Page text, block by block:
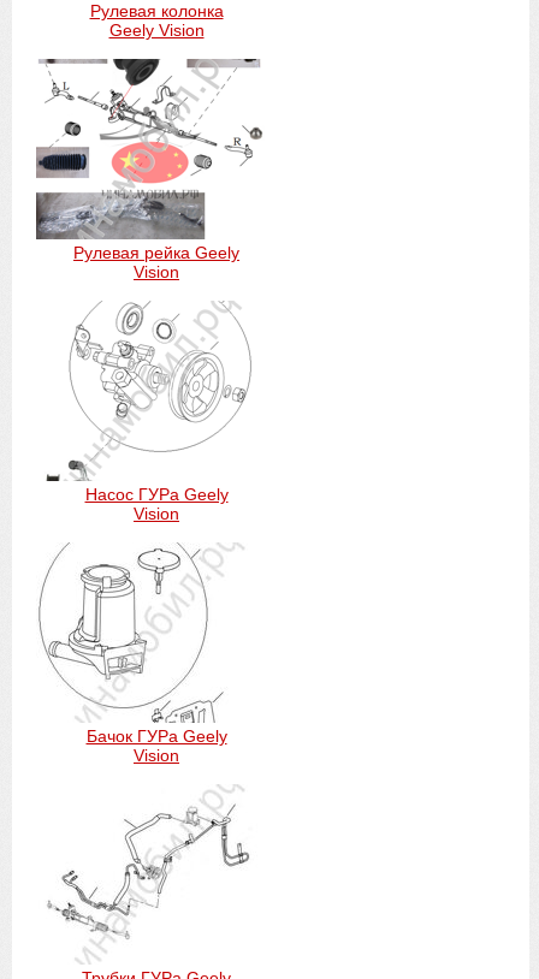
Рулевая колонка
Geely Vision
Рулевая рейка Geely
Vision
Насос ГУРа Geely
Vision
Бачок ГУРа Geely
Vision